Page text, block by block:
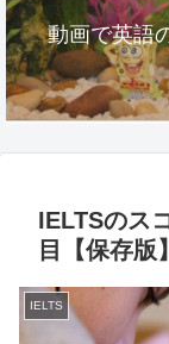
動画で英語
IELTSのス
目【保存版】
IELTS